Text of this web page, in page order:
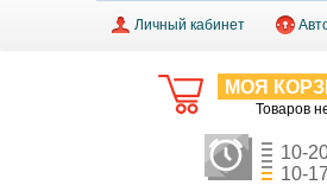
Личный кабинет
МОЯ
Товаров
10-
10-17